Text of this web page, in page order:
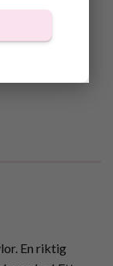
En riktig